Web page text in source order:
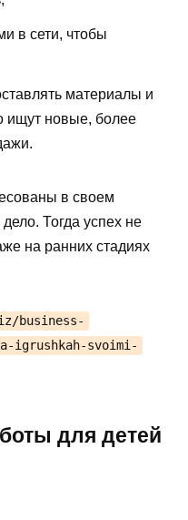
в сети, чтобы
материалы и
ищут новые, более
в своем
Тогда успех не
на ранних стадиях
business-
igrushkah-svoimi-
для детей